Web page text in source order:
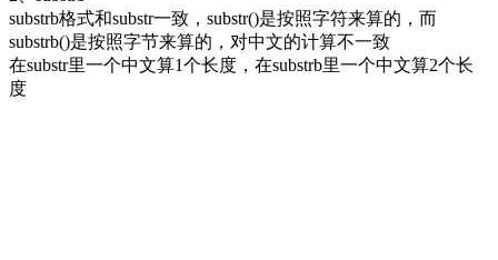
substrb格式和substr一致，substr()是按照字符来算的，而
substrb()是按照字节来算的，对中文的计算不一致
在substr里一个中文算1个长度，在substrb里一个中文算2个长
度